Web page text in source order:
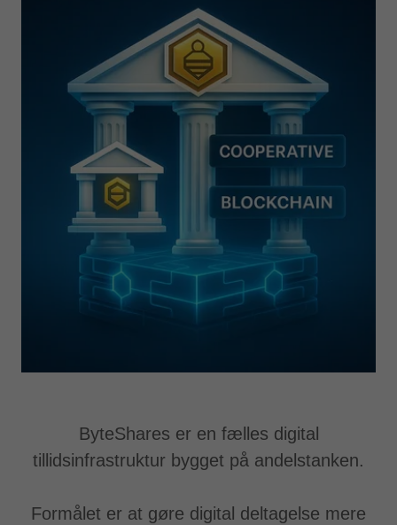
ByteShares er en fælles digital
tillidsinfrastruktur bygget på andelstanken.
Formålet er at gøre digital deltagelse mere